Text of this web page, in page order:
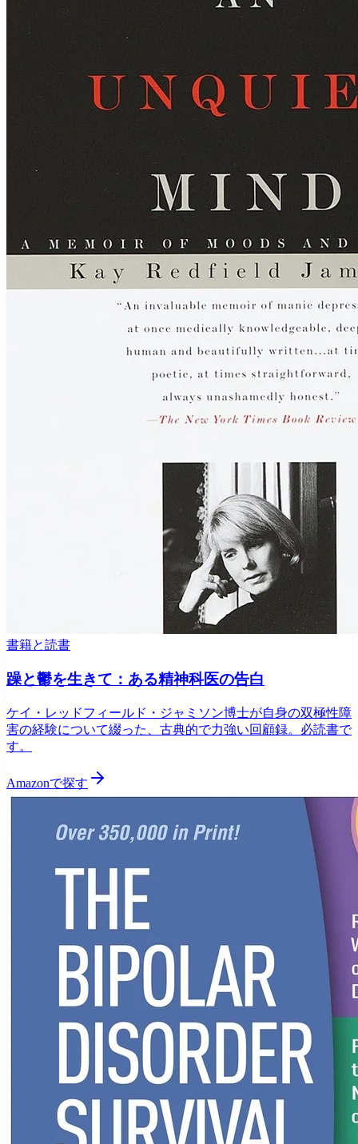
書籍と読書
躁と鬱を生きて：ある精神科医の告白
ケイ・レッドフィールド・ジャミソン博士が自身の双極性障
害の経験について綴った、古典的で力強い回顧録。必読書で
す。
Amazonで探す